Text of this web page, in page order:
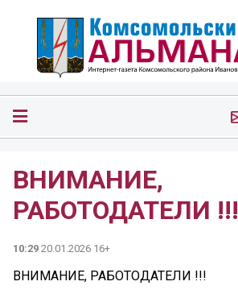
ВНИМАНИЕ,
РАБОТОДАТЕЛИ !!!
10:29 20.01.2026 16+
ВНИМАНИЕ, РАБОТОДАТЕЛИ !!!